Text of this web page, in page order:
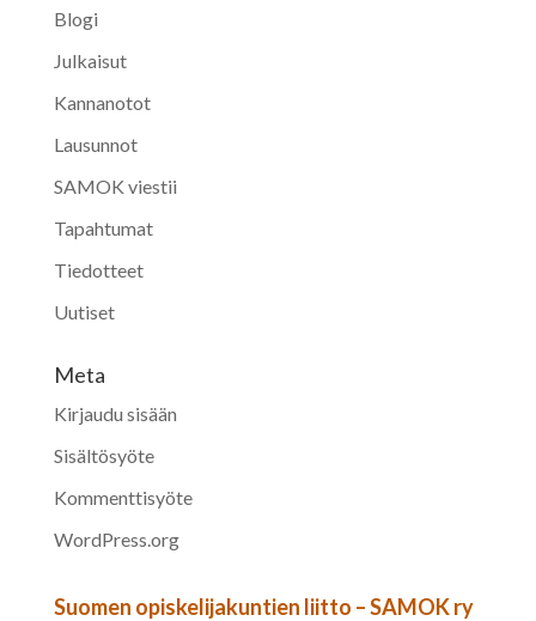
Blogi
Julkaisut
Kannanotot
Lausunnot
SAMOK viestii
Tapahtumat
Tiedotteet
Uutiset
Meta
Kirjaudu sisään
Sisältösyöte
Kommenttisyöte
WordPress.org
Suomen opiskelijakuntien liitto – SAMOK ry